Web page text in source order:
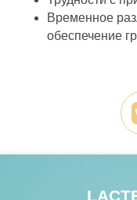
Временное
обеспечение
Условия